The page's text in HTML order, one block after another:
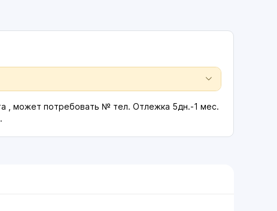
, может потребовать № тел. Отлежка 5дн.-1 мес.